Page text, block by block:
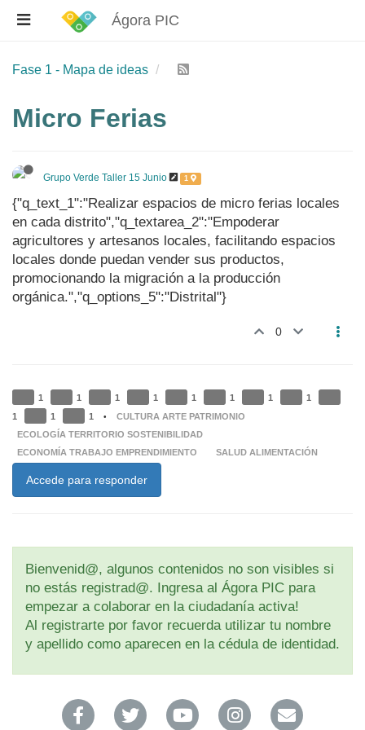
Ágora PIC
Fase 1 - Mapa de ideas
Micro Ferias
Grupo Verde Taller 15 Junio 1
{"q_text_1":"Realizar espacios de micro ferias locales
en cada distrito","q_textarea_2":"Empoderar
agricultores y artesanos locales, facilitando espacios
locales donde puedan vender sus productos,
promocionando la migración a la producción
orgánica.","q_options_5":"Distrital"}
0
1 1 1 1 1 1 1
1
1
1 1 •
CULTURA ARTE PATRIMONIO
ECOLOGÍA TERRITORIO SOSTENIBILIDAD
ECONOMÍA TRABAJO EMPRENDIMIENTO
SALUD ALIMENTACIÓN
Accede para responder
Bienvenid@, algunos contenidos no son visibles si
no estás registrad@. Ingresa al Ágora PIC para
empezar a colaborar en la ciudadanía activa!
Al registrarte por favor recuerda utilizar tu nombre
y apellido como aparecen en la cédula de identidad.